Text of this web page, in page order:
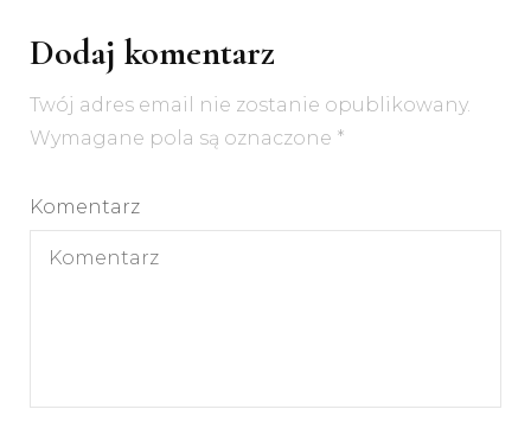
Dodaj komentarz
Twój adres email nie zostanie opublikowany.
Wymagane pola są oznaczone *
Komentarz